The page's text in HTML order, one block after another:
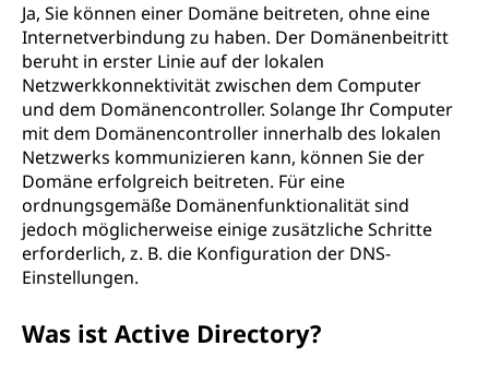
Ja, Sie können einer Domäne beitreten, ohne eine
Internetverbindung zu haben. Der Domänenbeitritt
beruht in erster Linie auf der lokalen
Netzwerkkonnektivität zwischen dem Computer
und dem Domänencontroller. Solange Ihr Computer
mit dem Domänencontroller innerhalb des lokalen
Netzwerks kommunizieren kann, können Sie der
Domäne erfolgreich beitreten. Für eine
ordnungsgemäße Domänenfunktionalität sind
jedoch möglicherweise einige zusätzliche Schritte
erforderlich, z. B. die Konfiguration der DNS-
Einstellungen.
Was ist Active Directory?